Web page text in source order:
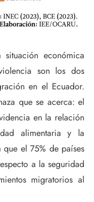
económica
son los dos
en el Ecuador.
que se acerca: el
en la relación
alimentaria y la
el 75% de países
a la seguridad
migratorios al